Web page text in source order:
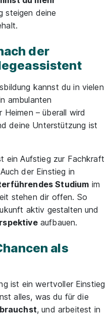
steigen deine
der
kannst du in vielen
ambulanten
– überall wird
deine Unterstützung ist
ein Aufstieg zur Fachkraft
der Einstieg in
Studium im
stehen dir offen. So
aktiv gestalten und
aufbauen.
als
ist ein wertvoller Einstieg
alles, was du für die
, und arbeitest in